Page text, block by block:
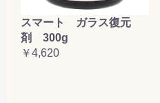
スマート ガラス復元
剤 300g
￥4,620